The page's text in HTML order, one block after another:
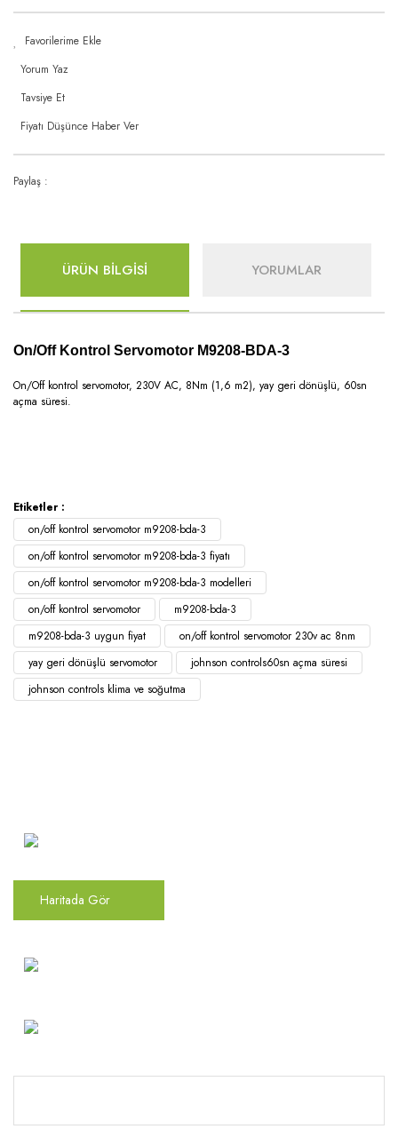
Yorum Yaz
Tavsiye Et
Fiyatı Düşünce Haber Ver
Paylaş :
ÜRÜN BİLGİSİ YORUMLAR
On/Off Kontrol Servomotor M9208-BDA-3
On/Off kontrol servomotor, 230V AC, 8Nm (1,6 m2), yay geri dönüşlü, 60sn
açma süresi.
Etiketler :
on/off kontrol servomotor m9208-bda-3
on/off kontrol servomotor m9208-bda-3 fiyatı
on/off kontrol servomotor m9208-bda-3 modelleri
on/off kontrol servomotor
m9208-bda-3
m9208-bda-3 uygun fiyat
on/off kontrol servomotor 230v ac 8nm
yay geri dönüşlü servomotor
johnson controls60sn açma süresi
johnson controls klima ve soğutma
Haritada Gör